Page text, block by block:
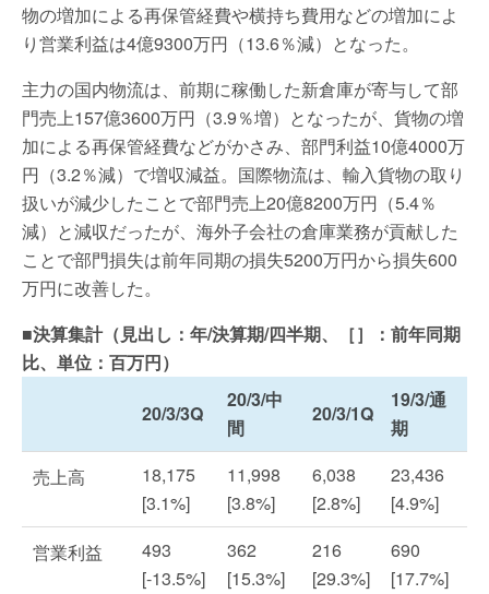
物の増加による再保管経費や横持ち費用などの増加によ
り営業利益は4億9300万円（13.6％減）となった。
主力の国内物流は、前期に稼働した新倉庫が寄与して部
門売上157億3600万円（3.9％増）となったが、貨物の増
加による再保管経費などがかさみ、部門利益10億4000万
円（3.2％減）で増収減益。国際物流は、輸入貨物の取り
扱いが減少したことで部門売上20億8200万円（5.4％
減）と減収だったが、海外子会社の倉庫業務が貢献した
ことで部門損失は前年同期の損失5200万円から損失600
万円に改善した。
■決算集計（見出し：年/決算期/四半期、［］：前年同期
比、単位：百万円）
20/3/3Q
20/3/中
間
20/3/1Q
19/3/通
期
売上高
18,175
[3.1%]
11,998
[3.8%]
6,038
[2.8%]
23,436
[4.9%]
営業利益
493
[-13.5%]
362
[15.3%]
216
[29.3%]
690
[17.7%]